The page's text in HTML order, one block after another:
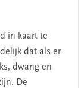
in kaart te
dat als er
dwang en
De